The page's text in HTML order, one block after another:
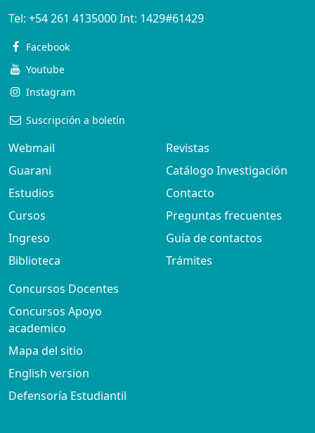
Tel: +54 261 4135000Int: 1429#61429
Facebook
Youtube
Instagram
Suscripción a boletín
Webmail
Guarani
Estudios
Cursos
Ingreso
Biblioteca
Revistas
Catálogo Investigación
Contacto
Preguntas frecuentes
Guía de contactos
Trámites
Concursos Docentes
Concursos Apoyo
academico
Mapa del sitio
English version
Defensoría Estudiantil